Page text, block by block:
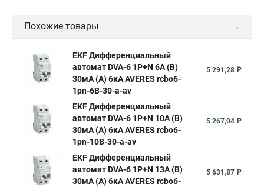
Похожие товары
EKF Дифференциальный
автомат DVA-6 1P+N 6А (B)
30мА (A) 6кА AVERES rcbo6-
1pn-6B-30-a-av
5 291,28 ₽
EKF Дифференциальный
автомат DVA-6 1P+N 10А (B)
30мА (A) 6кА AVERES rcbo6-
1pn-10B-30-a-av
5 267,04 ₽
EKF Дифференциальный
автомат DVA-6 1P+N 13А (B)
30мА (A) 6кА AVERES rcbo6-
5 631,87 ₽